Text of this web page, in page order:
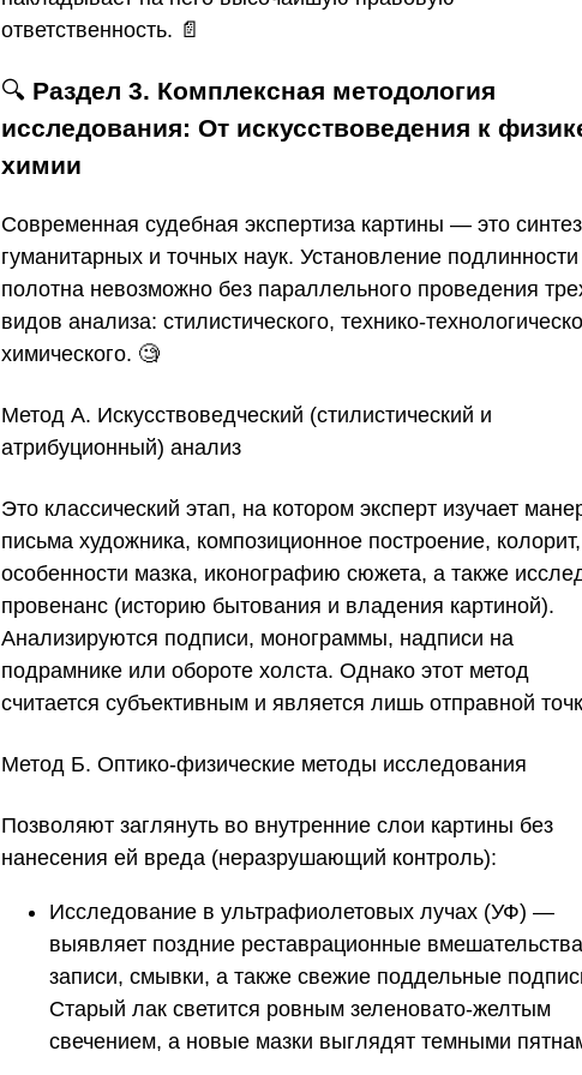
ответственность. 📄
🔍 Раздел 3. Комплексная методология
исследования: От искусствоведения к
химии
Современная судебная экспертиза картины — это синтез
гуманитарных и точных наук. Установление подлинности
полотна невозможно без параллельного проведения
видов анализа: стилистического, технико-
химического. 🧐
Метод А. Искусствоведческий (стилистический и
атрибуционный) анализ
Это классический этап, на котором эксперт изучает
письма художника, композиционное построение, колорит,
особенности мазка, иконографию сюжета, а также
провенанс (историю бытования и владения картиной).
Анализируются подписи, монограммы, надписи на
подрамнике или обороте холста. Однако этот метод
считается субъективным и является лишь отправной
Метод Б. Оптико-физические методы исследования
Позволяют заглянуть во внутренние слои картины без
нанесения ей вреда (неразрушающий контроль):
Исследование в ультрафиолетовых лучах (УФ) —
выявляет поздние реставрационные
записи, смывки, а также свежие поддельные
Старый лак светится ровным зеленовато-желтым
свечением, а новые мазки выглядят темными